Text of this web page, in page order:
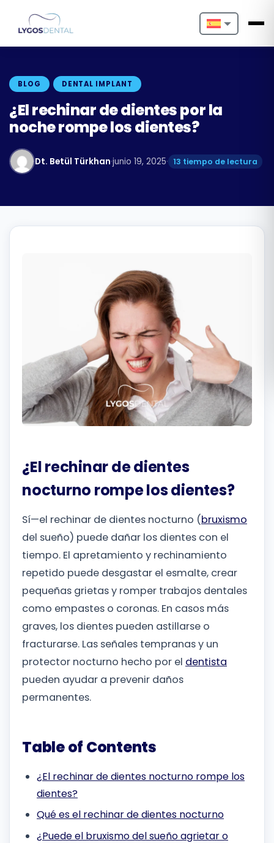
Nederlands
Français
Português
Русский
BLOG DENTAL IMPLANT
¿El rechinar de dientes por la
noche rompe los dientes?
Dt. Betül Türkhan·junio 19, 2025· 13 tiempo de lectura
¿El rechinar de dientes
nocturno rompe los dientes?
Sí—el rechinar de dientes nocturno (bruxismo
del sueño) puede dañar los dientes con el
tiempo. El apretamiento y rechinamiento
repetido puede desgastar el esmalte, crear
pequeñas grietas y romper trabajos dentales
como empastes o coronas. En casos más
graves, los dientes pueden astillarse o
fracturarse. Las señales tempranas y un
protector nocturno hecho por el dentista
pueden ayudar a prevenir daños
permanentes.
Table of Contents
¿El rechinar de dientes nocturno rompe los
dientes?
Qué es el rechinar de dientes nocturno
¿Puede el bruxismo del sueño agrietar o